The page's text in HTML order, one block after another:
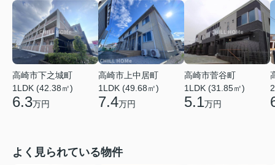
高崎市下之城町
1LDK (42.38㎡)
6.3万円
高崎市上中居町
1LDK (49.68㎡)
7.4万円
高崎市菅谷町
1LDK (31.85㎡)
5.1万円
よく見られている物件